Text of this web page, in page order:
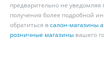
предварительно не
получения более подробной
обратиться всалон-магазины
розничные магазины вашего